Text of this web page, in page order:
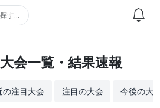
す...
会一覧・結果速報
の注目大会 注目の大会 今後の大